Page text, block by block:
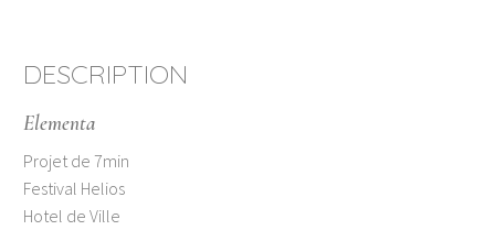
DESCRIPTION
Elementa
Projet de 7min
Festival Helios
Hotel de Ville